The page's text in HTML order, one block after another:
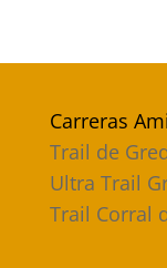
Carreras
Trail de
Ultra Trail
Trail Corral